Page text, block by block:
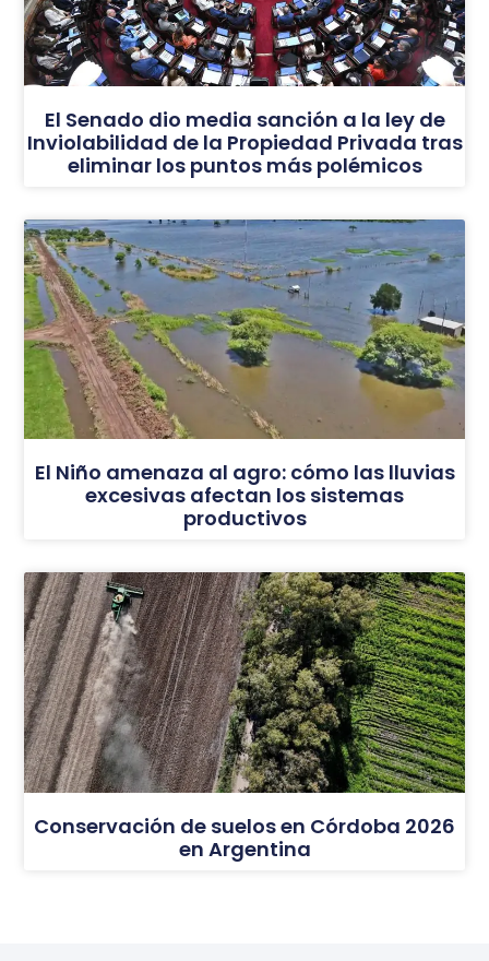
El Senado dio media sanción a la ley de
Inviolabilidad de la Propiedad Privada tras
eliminar los puntos más polémicos
El Niño amenaza al agro: cómo las lluvias
excesivas afectan los sistemas
productivos
Conservación de suelos en Córdoba 2026
en Argentina